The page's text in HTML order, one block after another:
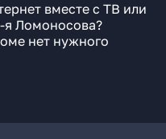
вместе с ТВ или
я Ломоносова?
нет нужного